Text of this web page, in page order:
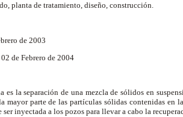
planta de tratamiento, diseño, construcción.
de 2003
de Febrero de 2004
es la separación de una mezcla de sólidos en
mayor parte de las partículas sólidas contenidas
ser inyectada a los pozos para llevar a cabo la